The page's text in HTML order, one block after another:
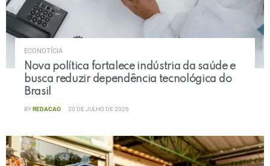
ECONOTÍCIA
Nova política fortalece indústria da saúde e
busca reduzir dependência tecnológica do
Brasil
BYREDACAO 20 DE JULHO DE 2026